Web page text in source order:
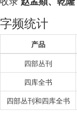
字频统计
产品
四部丛刊
四库全书
四部丛刊和四库全书